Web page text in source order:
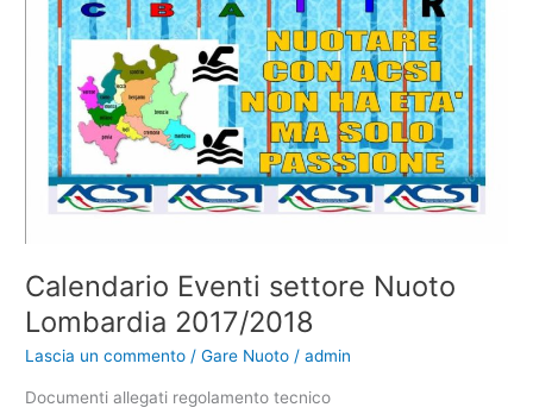
Calendario Eventi settore Nuoto
Lombardia 2017/2018
Lascia un commento /Gare Nuoto /admin
Documenti allegati regolamento tecnico